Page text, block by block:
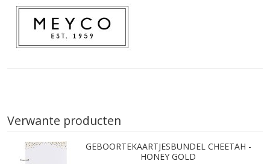
Verwante producten
GEBOORTEKAARTJESBUNDEL CHEETAH -
HONEY GOLD